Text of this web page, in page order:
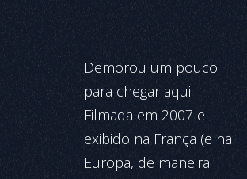
Demorou um pouco
para che­­­gar aqui.
Filmada em 2007 e
exibido na França (e na
Europa, de maneira